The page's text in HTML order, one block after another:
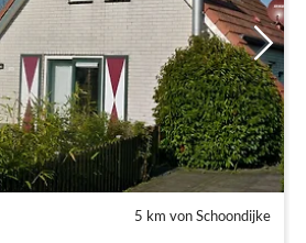
5 km von Schoondijke